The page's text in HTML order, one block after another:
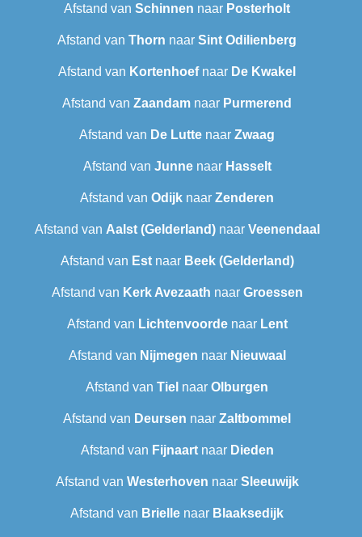
Afstand van Schinnen naar Posterholt
Afstand van Thorn naar Sint Odilienberg
Afstand van Kortenhoefnaar De Kwakel
Afstand van Zaandam naar Purmerend
Afstand van De Lutte naar Zwaag
Afstand van Junnenaar Hasselt
Afstand van Odijk naar Zenderen
Afstand van Aalst (Gelderland)naar Veenendaal
Afstand van Estnaar Beek (Gelderland)
Afstand van Kerk Avezaath naar Groessen
Afstand van Lichtenvoordenaar Lent
Afstand van Nijmegen naar Nieuwaal
Afstand van Tiel naar Olburgen
Afstand van Deursen naar Zaltbommel
Afstand van Fijnaartnaar Dieden
Afstand van Westerhoven naar Sleeuwijk
Afstand van Brielle naar Blaaksedijk